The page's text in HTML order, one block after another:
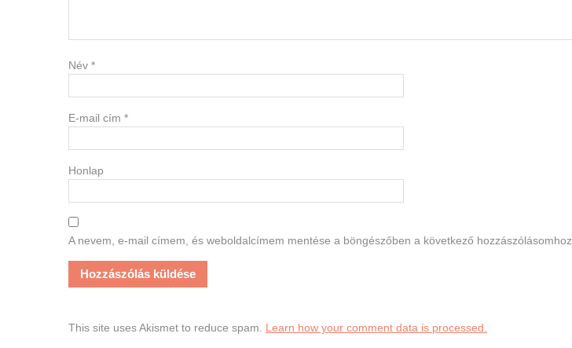
Név *
E-mail cím *
Honlap
A nevem, e-mail címem, és weboldalcímem mentése a böngészőben a következő hozzászólásomhoz.
This site uses Akismet to reduce spam. Learn how your comment data is processed.